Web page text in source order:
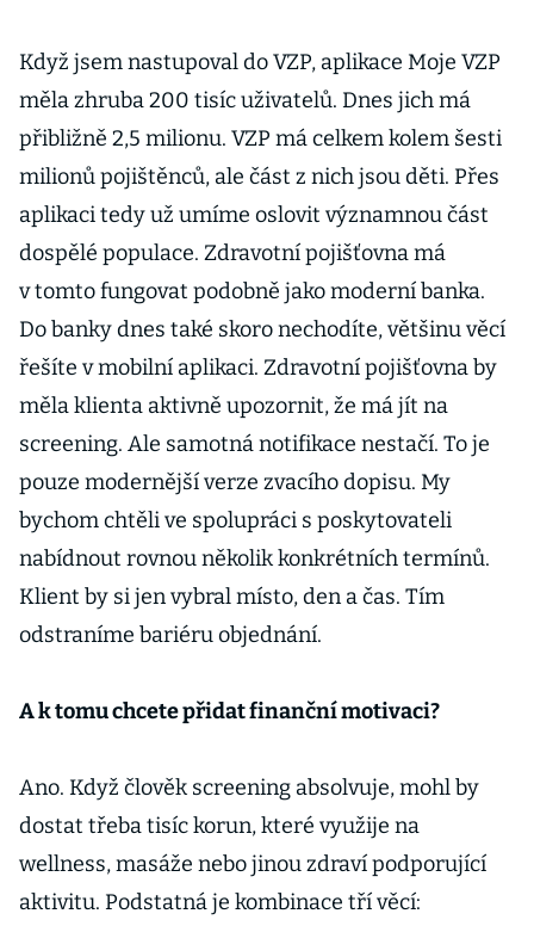
Když jsem nastupoval do VZP, aplikace Moje VZP
měla zhruba 200 tisíc uživatelů. Dnes jich má
přibližně 2,5 milionu. VZP má celkem kolem šesti
milionů pojištěnců, ale část z nich jsou děti. Přes
aplikaci tedy už umíme oslovit významnou část
dospělé populace. Zdravotní pojišťovna má
v tomto fungovat podobně jako moderní banka.
Do banky dnes také skoro nechodíte, většinu věcí
řešíte v mobilní aplikaci. Zdravotní pojišťovna by
měla klienta aktivně upozornit, že má jít na
screening. Ale samotná notifikace nestačí. To je
pouze modernější verze zvacího dopisu. My
bychom chtěli ve spolupráci s poskytovateli
nabídnout rovnou několik konkrétních termínů.
Klient by si jen vybral místo, den a čas. Tím
odstraníme bariéru objednání.
A k tomu chcete přidat finanční motivaci?
Ano. Když člověk screening absolvuje, mohl by
dostat třeba tisíc korun, které využije na
wellness, masáže nebo jinou zdraví podporující
aktivitu. Podstatná je kombinace tří věcí: